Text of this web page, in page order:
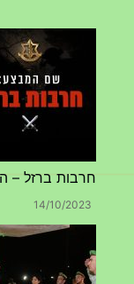
חרבות ברזל – הודעה 1 –
14/10/2023